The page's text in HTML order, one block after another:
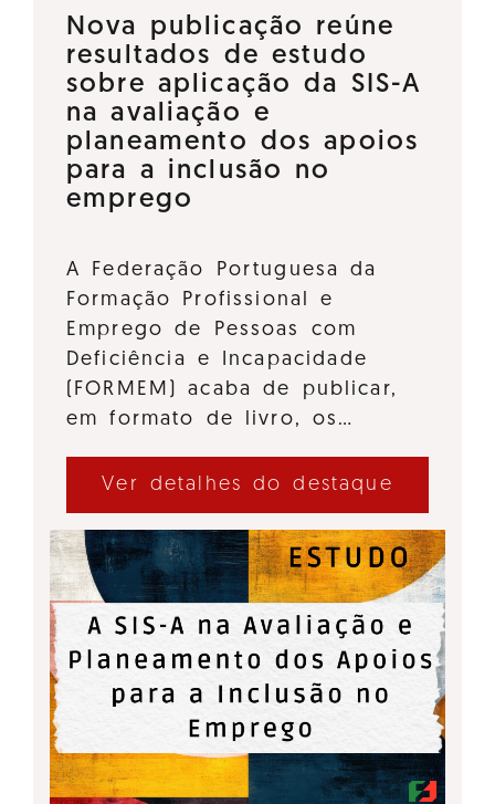
Nova publicação reúne
resultados de estudo
sobre aplicação da SIS-A
na avaliação e
planeamento dos apoios
para a inclusão no
emprego
A Federação Portuguesa da
Formação Profissional e
Emprego de Pessoas com
Deficiência e Incapacidade
(FORMEM) acaba de publicar,
em formato de livro, os…
Ver detalhes do destaque